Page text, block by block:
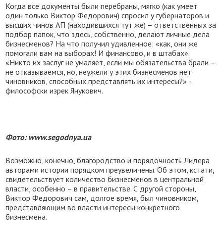
Когда все документы были перебраны, мягко (как умеет
один только Виктор Федорович) спросил у губернаторов и
высших чинов АП (находившихся тут же) – ответственных за
подбор папок, что здесь, собственно, делают личные дела
бизнесменов? На что получил удивленное: «как, они же
помогали вам на выборах! И финансово, и в штабах».
«Никто их заслуг не умаляет, если мы обязательства брали –
не отказываемся, но, неужели у этих бизнесменов нет
чиновников, способных представлять их интересы?» -
философски изрек Янукович.
Фото: www.segodnya.ua
Возможно, конечно, благородство и порядочность Лидера
авторами истории порядком преувеличены. Об этом, кстати,
свидетельствует количество бизнесменов в центральной
власти, особенно – в правительстве. С другой стороны,
Виктор Федорович сам, долгое время, был чиновником,
представляющим во власти интересы конкретного
бизнесмена.